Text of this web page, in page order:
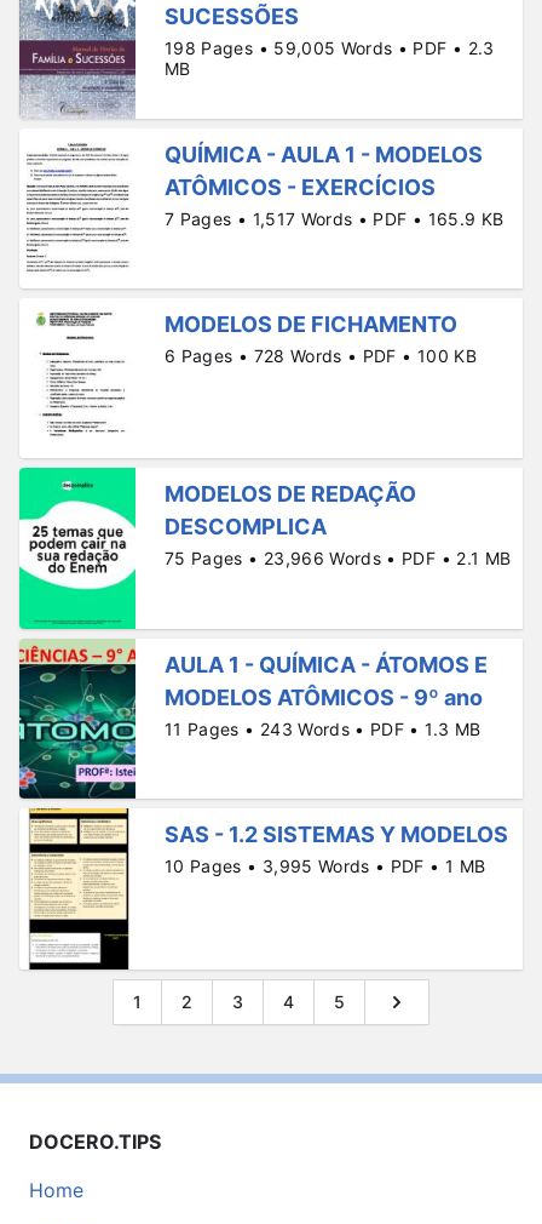
SUCESSÕES
198 Pages • 59,005 Words • PDF • 2.3
MB
QUÍMICA - AULA 1 - MODELOS
ATÔMICOS - EXERCÍCIOS
7 Pages • 1,517 Words • PDF • 165.9 KB
MODELOS DE FICHAMENTO
6 Pages • 728 Words • PDF • 100 KB
MODELOS DE REDAÇÃO
DESCOMPLICA
75 Pages • 23,966 Words • PDF • 2.1 MB
AULA 1 - QUÍMICA - ÁTOMOS E
MODELOS ATÔMICOS - 9º ano
11 Pages • 243 Words • PDF • 1.3 MB
SAS - 1.2 SISTEMAS Y MODELOS
10 Pages • 3,995 Words • PDF • 1 MB
1 2 3 4 5
DOCERO.TIPS
Home